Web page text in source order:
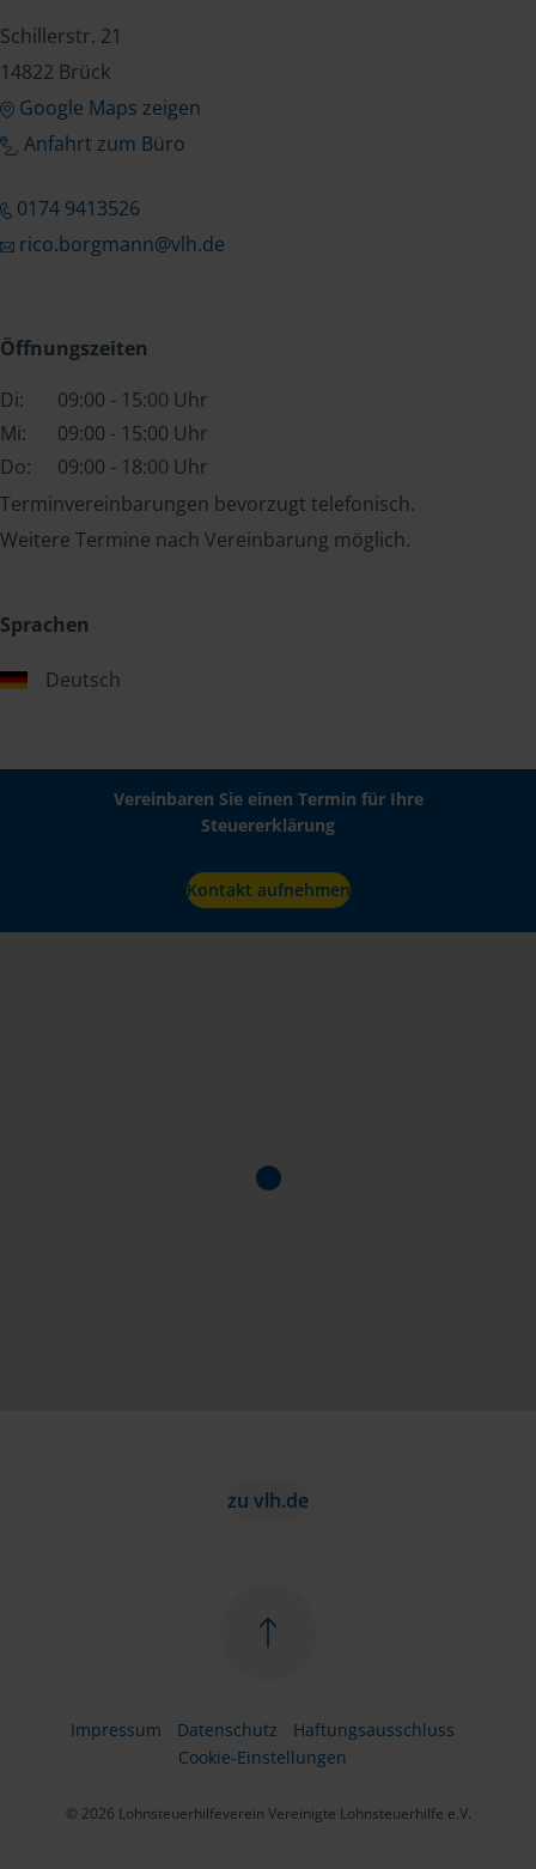
Schillerstr. 21
14822 Brück
Google Maps zeigen
Anfahrt zum Büro
0174 9413526
rico.borgmann@vlh.de
Öffnungszeiten
Di:
09:00 - 15:00 Uhr
Mi:
09:00 - 15:00 Uhr
Do:
09:00 - 18:00 Uhr
Terminvereinbarungen bevorzugt telefonisch.
Weitere Termine nach Vereinbarung möglich.
Sprachen
Deutsch
Vereinbaren Sie einen Termin für Ihre
Steuererklärung
Kontakt aufnehmen
zu vlh.de
Impressum Datenschutz
Haftungsausschluss
Cookie-Einstellungen
© 2026 Lohnsteuerhilfeverein Vereinigte Lohnsteuerhilfe e.V.